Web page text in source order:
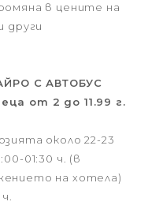
в цените на
други
С АВТОБУС
от 2 до 11.99 г.
около 22-23
01:30 ч. (в
на хотела)